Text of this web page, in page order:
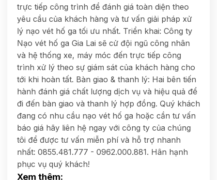
trực tiếp công trình để đánh giá toàn diện theo
yêu cầu của khách hàng và tư vấn giải pháp xử
lý nạo vét hố ga tối ưu nhất. Triển khai: Công ty
Nạo vét hố ga Gia Lai sẽ cử đội ngũ công nhân
và hệ thống xe, máy móc đến trực tiếp công
trình xử lý theo sự giám sát của khách hàng cho
tới khi hoàn tất. Bàn giao & thanh lý: Hai bên tiến
hành đánh giá chất lượng dịch vụ và hiệu quả để
đi đến bàn giao và thanh lý hợp đồng. Quý khách
đang có nhu cầu nạo vét hố ga hoặc cần tư vấn
báo giá hãy liên hệ ngay với công ty của chúng
tôi để được tư vấn miễn phí và hỗ trợ nhanh
nhất: 0855.481.777 - 0962.000.881. Hân hạnh
phục vụ quý khách!
Xem thêm: